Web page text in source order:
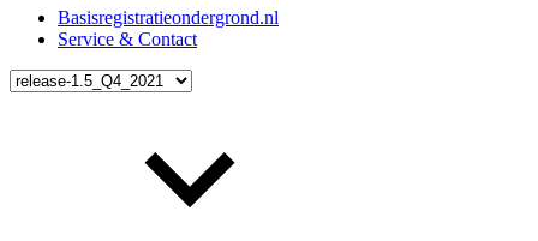
Basisregistratieondergrond.nl
Service & Contact